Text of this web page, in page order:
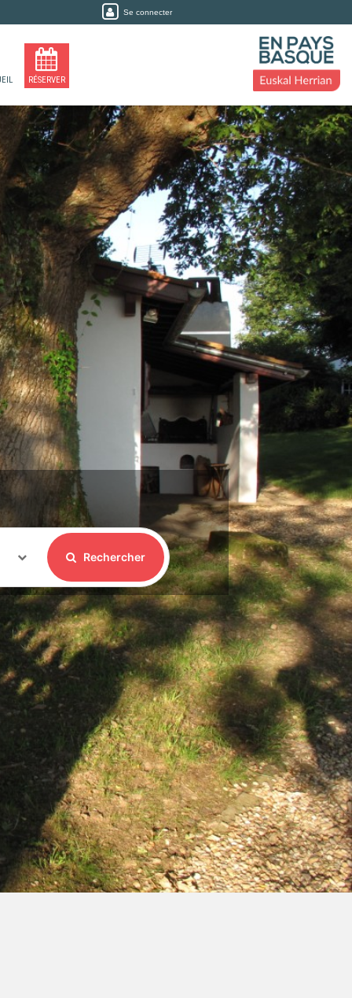
Se connecter
RÉSERVER
Rechercher